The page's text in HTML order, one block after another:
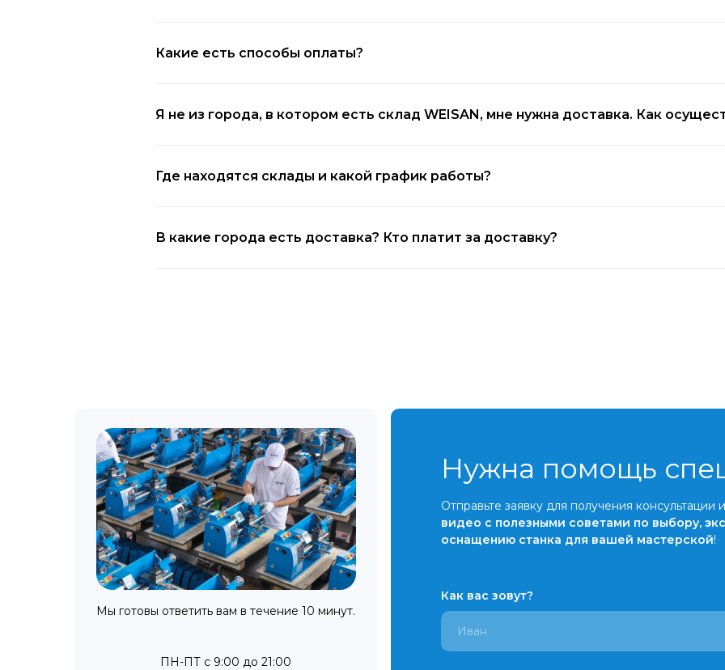
Какие есть способы оплаты?
Я не из города, в котором есть склад WEISAN, мне нужна доставка. Как
Где находятся склады и какой график работы?
В какие города есть доставка? Кто платит за доставку?
Как вас зовут?
Нужна помощь
Отправьте заявку для получения консультации и
видео с полезными советами по выбору,
оснащению станка для вашей мастерской!
Мы готовы ответить вам в течение 10 минут.
ПН-ПТ с 9:00 до 21:00